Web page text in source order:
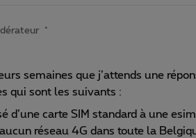
semaines que j’attends une
qui sont les suivants :
d’une carte SIM standard à une
réseau 4G dans toute la